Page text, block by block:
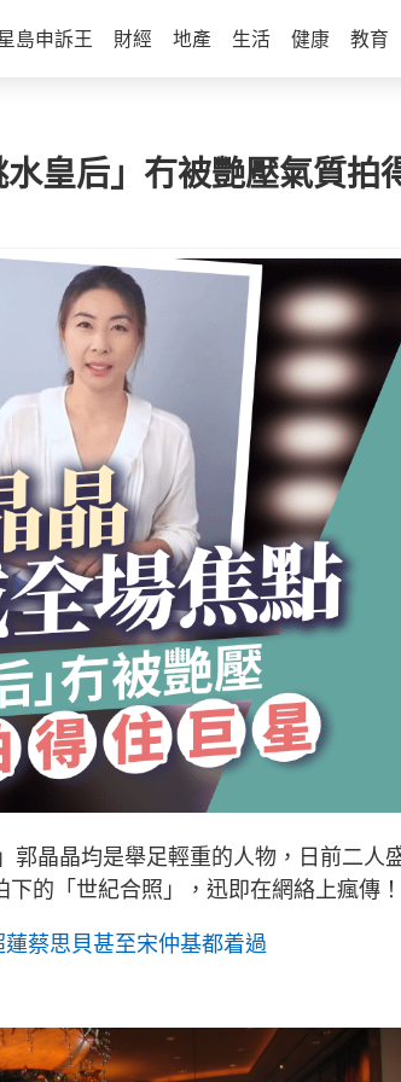
島申訴王 財經 地產 生活 健康 教育
皇后」冇被艷壓氣質拍
郭晶晶均是舉足輕重的人物，日前二人
的「世紀合照」，迅即在網絡上瘋傳！
蔡思貝甚至宋仲基都着過